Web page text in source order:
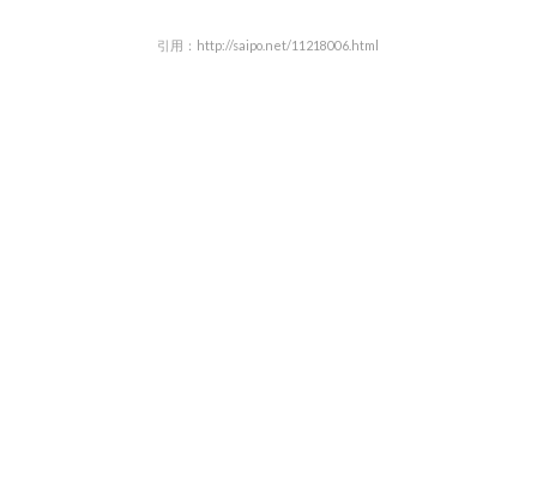
引用：http://saipo.net/11218006.html